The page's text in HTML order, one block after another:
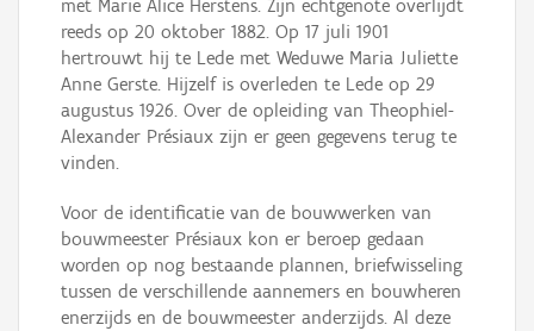
met Marie Alice Herstens. Zijn echtgenote overlijdt
reeds op 20 oktober 1882. Op 17 juli 1901
hertrouwt hij te Lede met Weduwe Maria Juliette
Anne Gerste. Hijzelf is overleden te Lede op 29
augustus 1926. Over de opleiding van Theophiel-
Alexander Présiaux zijn er geen gegevens terug te
vinden.
Voor de identificatie van de bouwwerken van
bouwmeester Présiaux kon er beroep gedaan
worden op nog bestaande plannen, briefwisseling
tussen de verschillende aannemers en bouwheren
enerzijds en de bouwmeester anderzijds. Al deze